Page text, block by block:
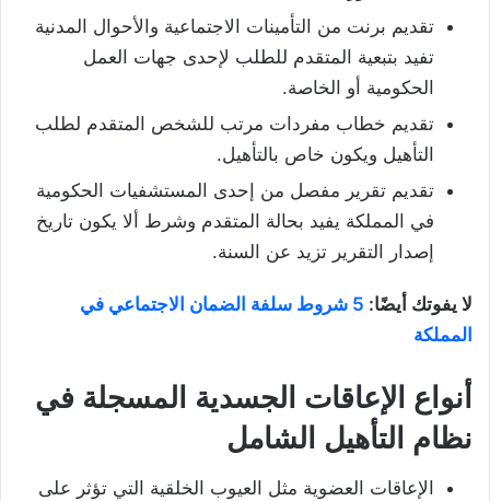
تقديم برنت من التأمينات الاجتماعية والأحوال المدنية
تفيد بتبعية المتقدم للطلب لإحدى جهات العمل
الحكومية أو الخاصة.
تقديم خطاب مفردات مرتب للشخص المتقدم لطلب
التأهيل ويكون خاص بالتأهيل.
تقديم تقرير مفصل من إحدى المستشفيات الحكومية
في المملكة يفيد بحالة المتقدم وشرط ألا يكون تاريخ
إصدار التقرير تزيد عن السنة.
لا يفوتك أيضًا:
5 شروط سلفة الضمان الاجتماعي في
المملكة
أنواع الإعاقات الجسدية المسجلة في
نظام التأهيل الشامل
الإعاقات العضوية مثل العيوب الخلقية التي تؤثر على